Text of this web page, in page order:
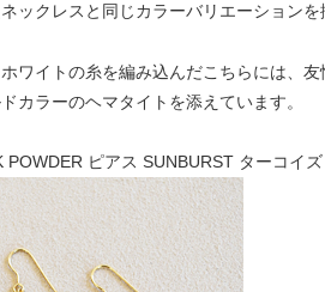
ックレスと同じカラーバリエーションを
ワイトの糸を編み込んだこちらには、友
カラーのヘマタイトを添えています。
POWDER ピアス SUNBURST ターコイズ